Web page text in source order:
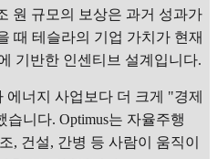
원 규모의 보상은 과거 성과가
때 테슬라의 기업 가치가 현재
기반한 인센티브 설계입니다.
에너지 사업보다 더 크게 "경제
니다. Optimus는 자율주행
, 건설, 간병 등 사람이 움직이